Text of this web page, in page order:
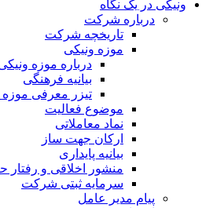
ونیکی در یک نگاه
درباره شرکت
تاریخچه شرکت
موزه ونیکی
درباره موزه
بیانیه فرهنگی
تیزر معرفی موزه
موضوع فعالیت
نماد معاملاتی
ارکان جهت ساز
بیانیه پایداری
منشور اخلاقی و رفتار
سرمایه ثبتی شرکت
پیام مدیر عامل